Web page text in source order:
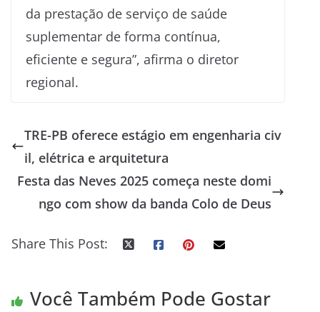
da prestação de serviço de saúde
suplementar de forma contínua,
eficiente e segura”, afirma o diretor
regional.
TRE-PB oferece estágio em engenharia civ
il, elétrica e arquitetura
Festa das Neves 2025 começa neste domi
ngo com show da banda Colo de Deus
Share This Post:
Você Também Pode Gostar